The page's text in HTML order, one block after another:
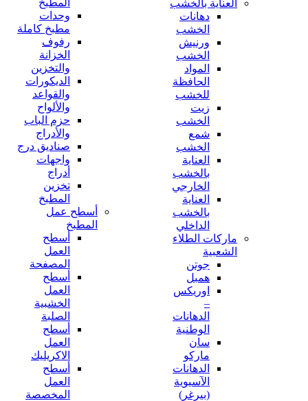
العناية بالخشب
دهانات
الخشب
ورنيش
الخشب
المواد
الحافظة
للخشب
زيت
الخشب
شمع
الخشب
العناية
بالخشب
الخارجي
العناية
بالخشب
الداخلي
ماركات الطلاء
الشعبية
جوتن
همبل
اوريكس
–
الدهانات
الوطنية
سان
ماركو
الدهانات
الآسيوية
(بيرغر)
المطبخ
وحدات
مطبخ كاملة
رفوف
الخزانة
والتخزين
الديكورات
والقواعد
والألواح
حزم الباب
والأدراج
صناديق درج
واجهات
أدراج
تخزين
المطبخ
أسطح عمل
المطبخ
أسطح
العمل
المصفحة
أسطح
العمل
الخشبية
الصلبة
أسطح
العمل
الاكريليك
أسطح
العمل
المخصصة